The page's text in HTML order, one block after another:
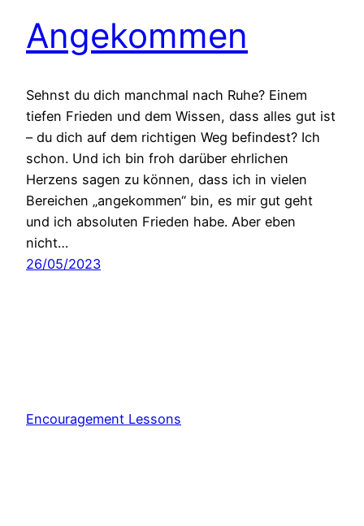
Angekommen
Sehnst du dich manchmal nach Ruhe? Einem
tiefen Frieden und dem Wissen, dass alles gut ist
– du dich auf dem richtigen Weg befindest? Ich
schon. Und ich bin froh darüber ehrlichen
Herzens sagen zu können, dass ich in vielen
Bereichen „angekommen“ bin, es mir gut geht
und ich absoluten Frieden habe. Aber eben
nicht…
26/05/2023
Encouragement Lessons